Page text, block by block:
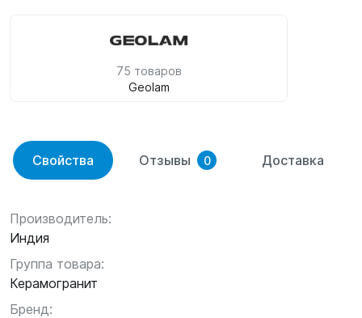
75 товаров
Geolam
Свойства Отзывы 0 Доставка
Производитель:
Индия
Группа товара:
Керамогранит
Бренд: